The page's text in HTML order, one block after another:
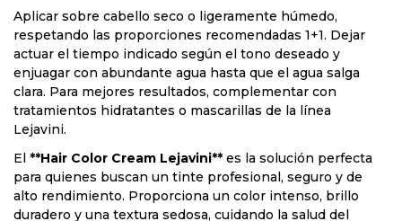
Aplicar sobre cabello seco o ligeramente húmedo,
respetando las proporciones recomendadas 1+1. Dejar
actuar el tiempo indicado según el tono deseado y
enjuagar con abundante agua hasta que el agua salga
clara. Para mejores resultados, complementar con
tratamientos hidratantes o mascarillas de la línea
Lejavini.
El **Hair Color Cream Lejavini** es la solución perfecta
para quienes buscan un tinte profesional, seguro y de
alto rendimiento. Proporciona un color intenso, brillo
duradero y una textura sedosa, cuidando la salud del